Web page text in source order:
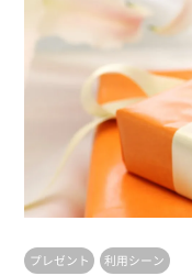
プレゼント 利用シーン